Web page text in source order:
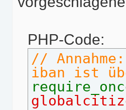
PHP-Code:
//
iban ist